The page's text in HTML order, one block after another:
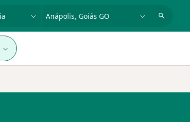
cidade ou região